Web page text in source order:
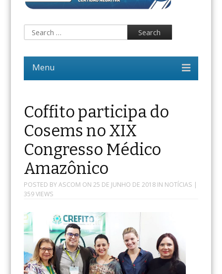
Coffito participa do
Cosems no XIX
Congresso Médico
Amazônico
POSTED BYASCOM ON 25 DE JUNHO DE 2018IN NOTÍCIAS |
359 VIEWS